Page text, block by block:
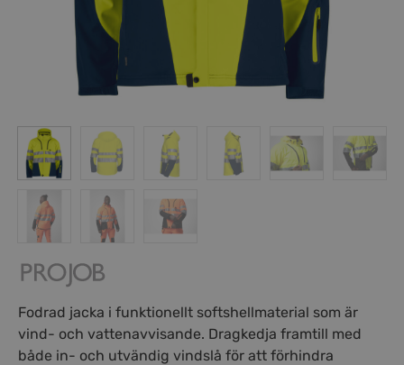
Fodrad jacka i funktionellt softshellmaterial som är
vind- och vattenavvisande. Dragkedja framtill med
både in- och utvändig vindslå för att förhindra